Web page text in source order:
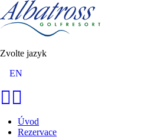
Zvolte jazyk
EN
Úvod
Rezervace